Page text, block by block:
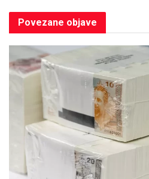
Povezane objave